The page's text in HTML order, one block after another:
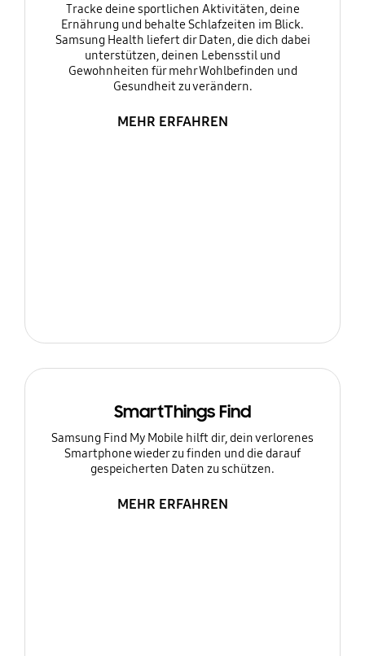
Tracke deine sportlichen Aktivitäten, deine
Ernährung und behalte Schlafzeiten im Blick.
Samsung Health liefert dir Daten, die dich dabei
unterstützen, deinen Lebensstil und
Gewohnheiten für mehr Wohlbefinden und
Gesundheit zu verändern.
MEHR ERFAHREN
SmartThings Find
Samsung Find My Mobile hilft dir, dein verlorenes
Smartphone wieder zu finden und die darauf
gespeicherten Daten zu schützen.
MEHR ERFAHREN